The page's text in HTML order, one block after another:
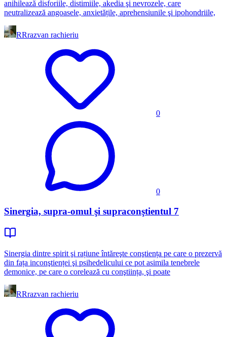
anihilează disforiile, distimiile, akedia şi nevrozele, care
neutralizează angoasele, anxietățile, aprehensiunile şi ipohondriile,
RRrazvan rachieriu
0
0
Sinergia, supra-omul şi supraconştientul 7
Sinergia dintre spirit şi rațiune întăreşte conştiența pe care o prezervă
din fața inconştienței şi psihedelicului ce pot asimila tenebrele
demonice, pe care o corelează cu conştiința, şi poate
RRrazvan rachieriu